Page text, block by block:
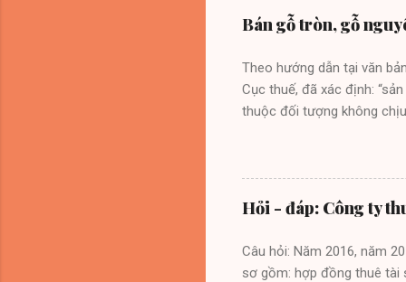
Bán gỗ tròn, gỗ
Theo hướng dẫn tại văn
Cục thuế, đã xác định:
thuộc đối tượng không
nguyên khai, gỗ đẽo
đường kính đầu nhỏ từ 20
sát gốc từ 10cm đến dưới
trở lên). Riêng đối với gỗ
tròn, gỗ nguyên cây theo
Hỏi - đáp: Công ty
Câu hỏi: Năm 2016, năm
sơ gồm: hợp đồng thuê tài